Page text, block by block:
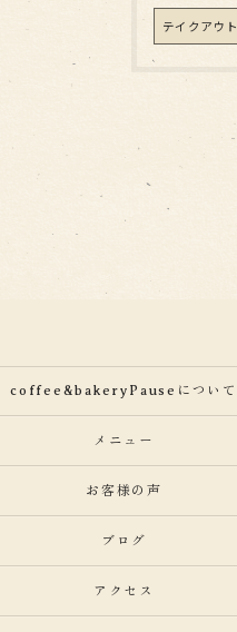
テイクアウト
coffee&bakeryPauseについて
メニュー
お客様の声
ブログ
アクセス